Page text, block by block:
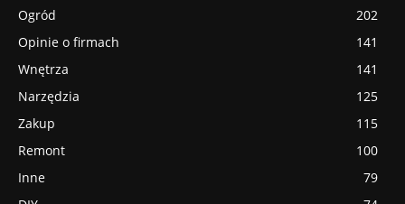
Ogród
202
Opinie o firmach
141
Wnętrza
141
Narzędzia
125
Zakup
115
Remont
100
Inne
79